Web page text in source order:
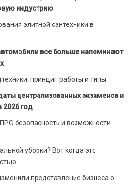
индустрию
элитной сантехники в
все больше напоминают
принцип работы и типы
централизованных экзаменов и
2026 год
безопасность и возможности
уборки? Вот когда это
представление бизнеса о